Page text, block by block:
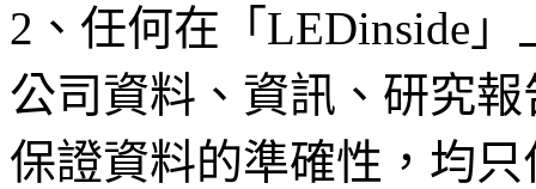
2、任何在「LEDinside
公司資料、資訊、研究
保證資料的準確性，均